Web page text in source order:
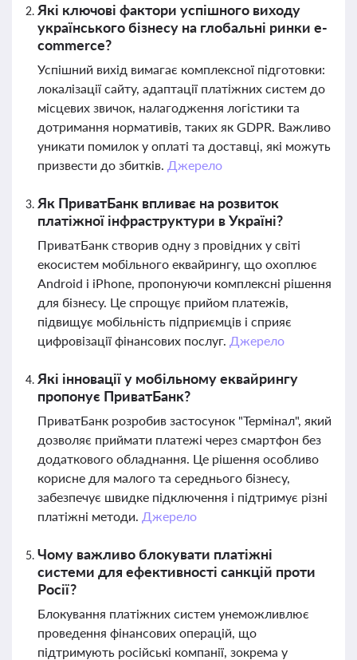
Які ключові фактори успішного виходу
українського бізнесу на глобальні ринки e-
commerce?
Успішний вихід вимагає комплексної підготовки:
локалізації сайту, адаптації платіжних систем до
місцевих звичок, налагодження логістики та
дотримання нормативів, таких як GDPR. Важливо
уникати помилок у оплаті та доставці, які можуть
призвести до збитків. Джерело
Як ПриватБанк впливає на розвиток
платіжної інфраструктури в Україні?
ПриватБанк створив одну з провідних у світі
екосистем мобільного еквайрингу, що охоплює
Android і iPhone, пропонуючи комплексні рішення
для бізнесу. Це спрощує прийом платежів,
підвищує мобільність підприємців і сприяє
цифровізації фінансових послуг. Джерело
Які інновації у мобільному еквайрингу
пропонує ПриватБанк?
ПриватБанк розробив застосунок "Термінал", який
дозволяє приймати платежі через смартфон без
додаткового обладнання. Це рішення особливо
корисне для малого та середнього бізнесу,
забезпечує швидке підключення і підтримує різні
платіжні методи. Джерело
Чому важливо блокувати платіжні
системи для ефективності санкцій проти
Росії?
Блокування платіжних систем унеможливлює
проведення фінансових операцій, що
підтримують російські компанії, зокрема у